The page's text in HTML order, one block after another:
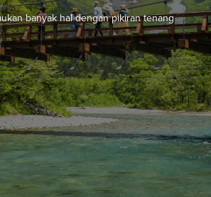
banyak hal dengan pikiran tenang